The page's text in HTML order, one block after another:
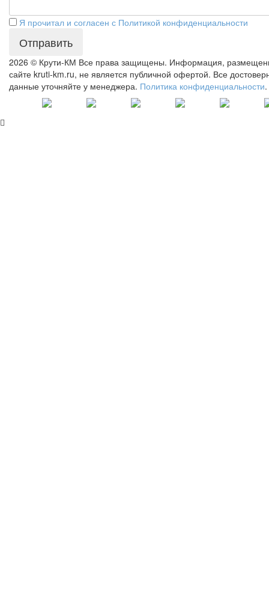
Я прочитал и согласен с Политикой конфиденциальности
Отправить
2026 © Крути-КМ Все права защищены. Информация,
сайте kruti-km.ru, не является публичной офертой. Все
данные уточняйте у менеджера. Политика конфиденциальности.